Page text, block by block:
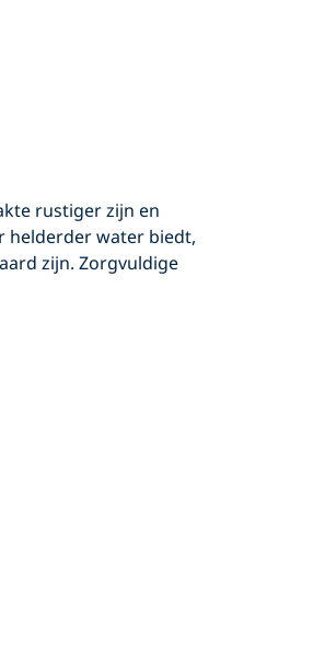
rustiger zijn en
helderder water biedt,
zijn. Zorgvuldige